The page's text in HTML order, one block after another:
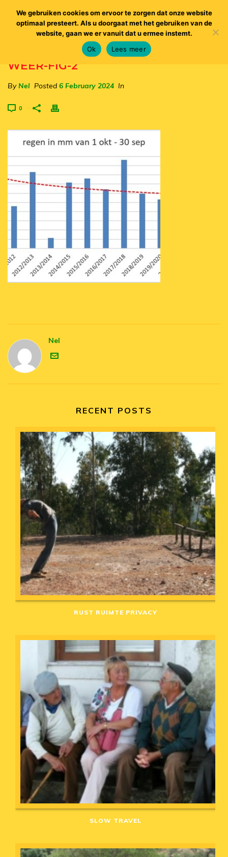
WEER-FIG-2
ByNel Posted 6 February 2024 In
0
Nel
RECENT POSTS
RUST RUIMTE PRIVACY
SLOW TRAVEL
We gebruiken cookies om ervoor te zorgen dat onze website
optimaal presteert. Als u doorgaat met het gebruiken van de
website, gaan we er vanuit dat u ermee instemt.
Ok
Lees meer